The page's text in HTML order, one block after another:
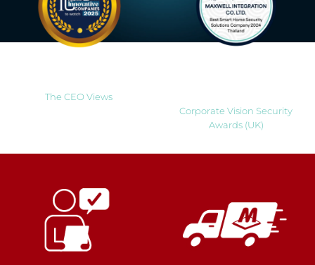
The CEO Views
Corporate Vision Security
Awards (UK)